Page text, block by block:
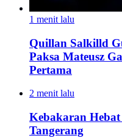
1 menit lalu
Quillan Salkilld
Paksa Mateusz
Pertama
2 menit lalu
Kebakaran
Tangerang